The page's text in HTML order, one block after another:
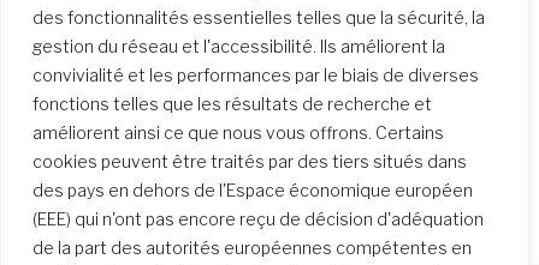
des fonctionnalités essentielles telles que la sécurité, la
gestion du réseau et l'accessibilité. Ils améliorent la
convivialité et les performances par le biais de diverses
fonctions telles que les résultats de recherche et
améliorent ainsi ce que nous vous offrons. Certains
cookies peuvent être traités par des tiers situés dans
des pays en dehors de l'Espace économique européen
(EEE) qui n'ont pas encore reçu de décision d'adéquation
de la part des autorités européennes compétentes en